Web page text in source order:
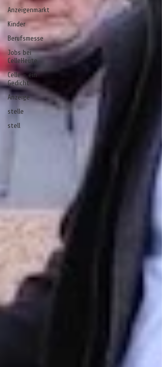
Anzeigenmarkt
Kinder
Berufsmesse
Jobs bei
CelleHeute
Celle - ein
Gedicht
Anzeige
stelle
stell